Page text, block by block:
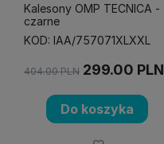
Kalesony OMP TECNICA -
czarne
KOD: IAA/757071XLXXL
404.00 PLN 299.00 PLN
Do koszyka